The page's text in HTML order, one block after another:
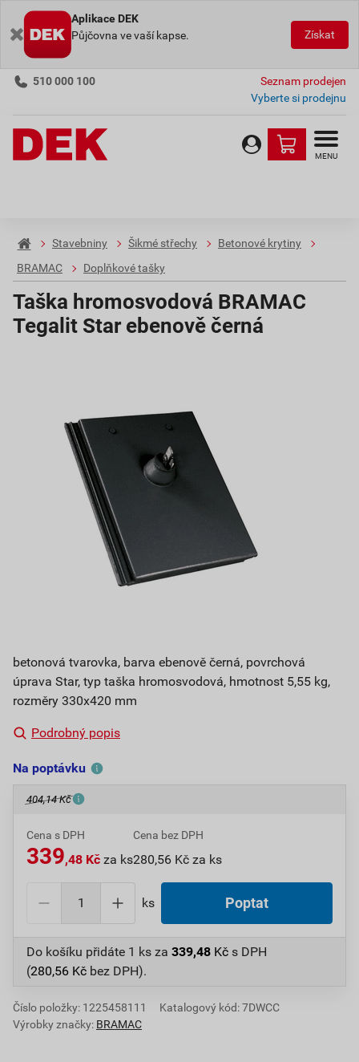
Aplikace DEK
Půjčovna ve vaší kapse.
Získat
510 000 100
Seznam prodejen
Vyberte si prodejnu
MENU
Stavebniny Šikmé střechy
Betonové krytiny
BRAMAC
Doplňkové tašky
Taška hromosvodová BRAMAC
Tegalit Star ebenově černá
betonová tvarovka, barva ebenově černá, povrchová
úprava Star, typ taška hromosvodová, hmotnost 5,55 kg,
rozměry 330x420 mm
Podrobný popis
Na poptávku
404,14 Kč
Cena s DPH
339,48 Kč za ks
Cena bez DPH
280,56 Kč za ks
ks Poptat
Do košíku přidáte 1 ks za 339,48 Kč s DPH
(280,56 Kč bez DPH).
Číslo položky: 1225458111
Katalogový kód: 7DWCC
Výrobky značky: BRAMAC